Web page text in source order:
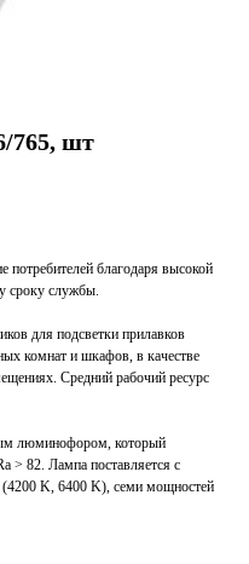
765, шт
благодаря высокой
сроку службы.
для подсветки прилавков
комнат и шкафов, в качестве
Средний рабочий ресурс
люминофором, который
> 82. Лампа поставляется с
(4200 K, 6400 K), cеми мощностей